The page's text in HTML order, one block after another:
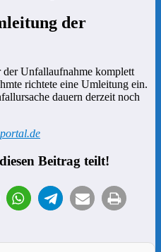
der
Unfallaufnahme komplett
richtete eine Umleitung ein.
dauern derzeit noch
Beitrag teilt!